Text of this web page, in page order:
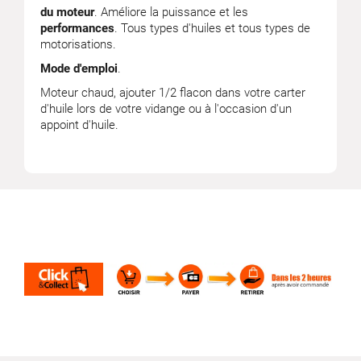
du moteur. Améliore la puissance et les
performances. Tous types d'huiles et tous types de
motorisations.
Mode d'emploi.
Moteur chaud, ajouter 1/2 flacon dans votre carter
d'huile lors de votre vidange ou à l'occasion d'un
appoint d'huile.